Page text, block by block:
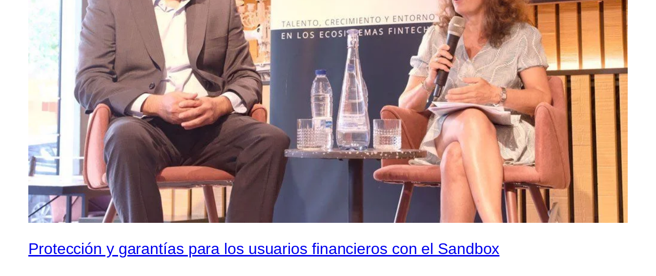
Protección y garantías para los usuarios financieros con el Sandbox